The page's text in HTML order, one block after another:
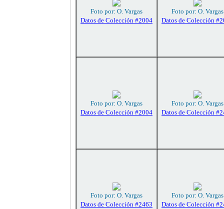
Foto por: O. Vargas
Datos de Colección #2004
Foto por: O. Vargas
Datos de Colección
Foto por: O. Vargas
Datos de Colección #2004
Foto por: O. Vargas
Datos de Colección
Foto por: O. Vargas
Datos de Colección #2463
Foto por: O. Vargas
Datos de Colección